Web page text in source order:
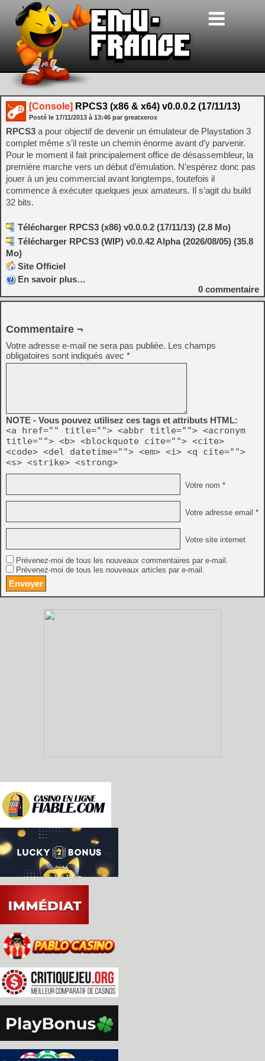
[Console] RPCS3 (x86 & x64) v0.0.0.2 (17/11/13)
Posté le 17/11/2013 à 13:46 par greatxerox
RPCS3 a pour objectif de devenir un émulateur de Playstation 3
complet même s’il reste un chemin énorme avant d’y parvenir.
Pour le moment il fait principalement office de désassembleur, la
première marche vers un début d’émulation. N’espérez donc pas
jouer à un jeu commercial avant longtemps, toutefois il
commence à exécuter quelques jeux amateurs. Il s’agit du build
32 bits.
Télécharger RPCS3 (x86) v0.0.0.2 (17/11/13) (2.8 Mo)
Télécharger RPCS3 (WIP) v0.0.42 Alpha (2026/08/05) (35.8
Mo)
Site Officiel
En savoir plus…
0 commentaire
Commentaire ¬
Votre adresse e-mail ne sera pas publiée. Les champs
obligatoires sont indiqués avec *
NOTE - Vous pouvez utilisez ces tags et attributs HTML:
<a href="" title=""> <abbr title=""> <acronym
title=""> <b> <blockquote cite=""> <cite>
<code> <del datetime=""> <em> <i> <q cite="">
<s> <strike> <strong>
Votre nom *
Votre adresse email *
Votre site internet
Prévenez-moi de tous les nouveaux commentaires par e-mail.
Prévenez-moi de tous les nouveaux articles par e-mail.